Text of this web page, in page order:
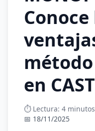
Conoce
en
⏱️ Lectura: 4 minutos
📅 18/11/2025